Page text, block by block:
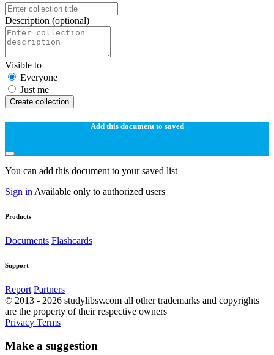
Description (optional)
Visible to
Everyone
Just me
Create collection
Add this document to saved
You can add this document to your saved list
Sign in Available only to authorized users
Products
Documents Flashcards
Support
Report Partners
© 2013 - 2026 studylibsv.com all other trademarks and copyrights
are the property of their respective owners
Privacy Terms
Make a suggestion